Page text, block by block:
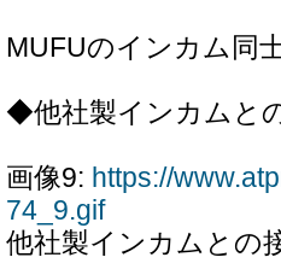
MUFUのインカム同
◆他社製インカムと
画像9: https://
74_9.gif
他社製インカムとの